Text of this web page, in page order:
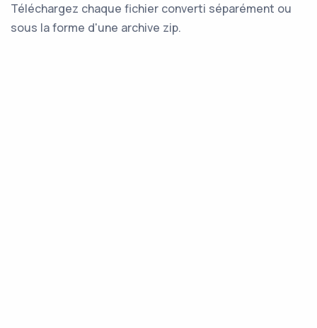
Téléchargez chaque fichier converti séparément ou
sous la forme d'une archive zip.